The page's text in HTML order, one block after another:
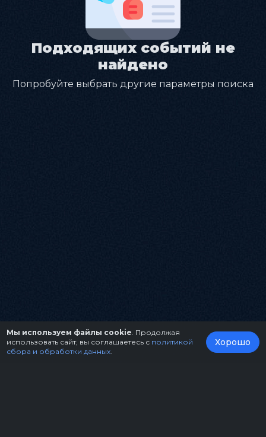
Подходящих событий не
найдено
Попробуйте выбрать другие параметры поиска
Мы используем файлы cookie . Продолжая
использовать сайт, вы соглашаетесь с политикой
сбора и обработки данных
Хорошо